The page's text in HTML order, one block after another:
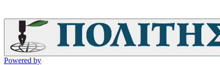
Powered by